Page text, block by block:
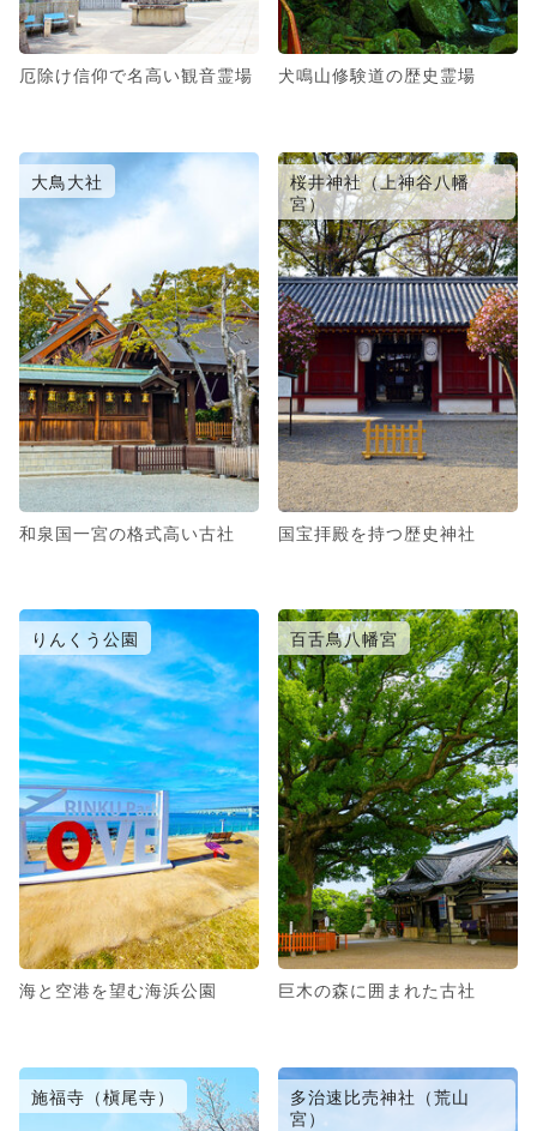
厄除け信仰で名高い観音霊場 犬鳴山修験道の歴史霊場
大鳥大社
和泉国一宮の格式高い古社
桜井神社（上神谷八幡
宮）
国宝拝殿を持つ歴史神社
りんくう公園
海と空港を望む海浜公園
百舌鳥八幡宮
巨木の森に囲まれた古社
施福寺（槇尾寺）
多治速比売神社（荒山
宮）